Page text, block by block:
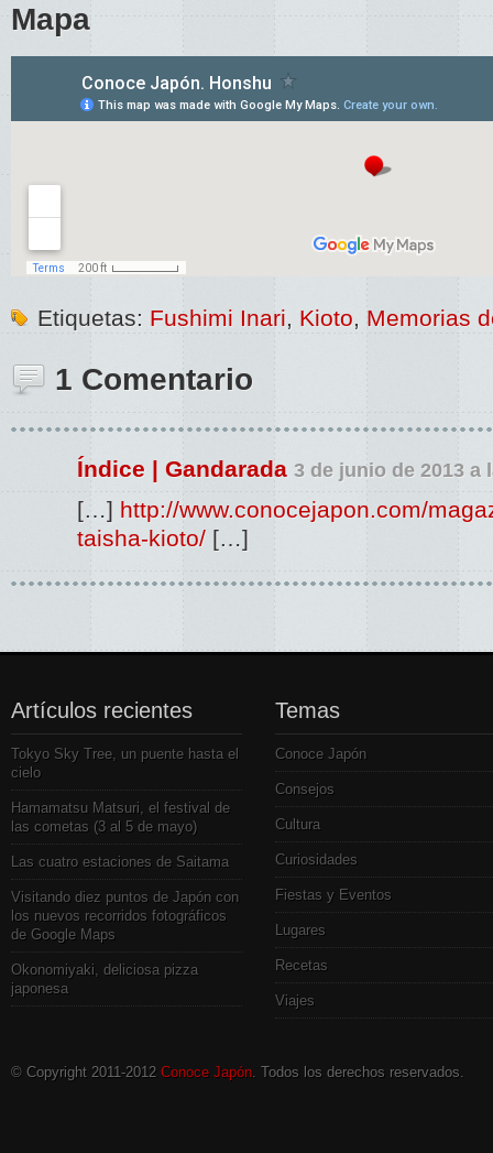
Mapa
Etiquetas: Fushimi Inari Kioto Memorias
1 Comentario
Índice | Gandarada 3 de junio de 2013 a
[…] http://www.conocejapon.com/
taisha-kioto/ […]
Artículos recientes
Tokyo Sky Tree, un puente hasta el
cielo
Hamamatsu Matsuri, el festival de
las cometas (3 al 5 de mayo)
Las cuatro estaciones de Saitama
Visitando diez puntos de Japón con
los nuevos recorridos fotográficos
de Google Maps
Okonomiyaki, deliciosa pizza
japonesa
Temas
Conoce Japón
Consejos
Cultura
Curiosidades
Fiestas y Eventos
Lugares
Recetas
Viajes
© Copyright 2011-2012 Conoce Japón . Todos los derechos reservados.